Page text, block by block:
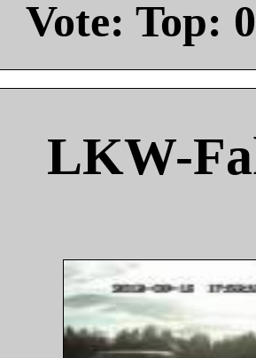
Vote: Top: 0
LKW-